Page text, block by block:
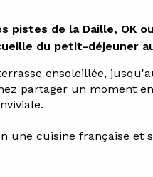
pistes de la Daille, OK
du petit-déjeuner
ensoleillée,
partager un moment
une cuisine française et